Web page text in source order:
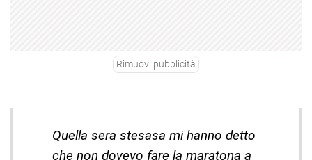
Rimuovi pubblicità
Quella sera stesasa mi hanno detto
che non dovevo fare la maratona a